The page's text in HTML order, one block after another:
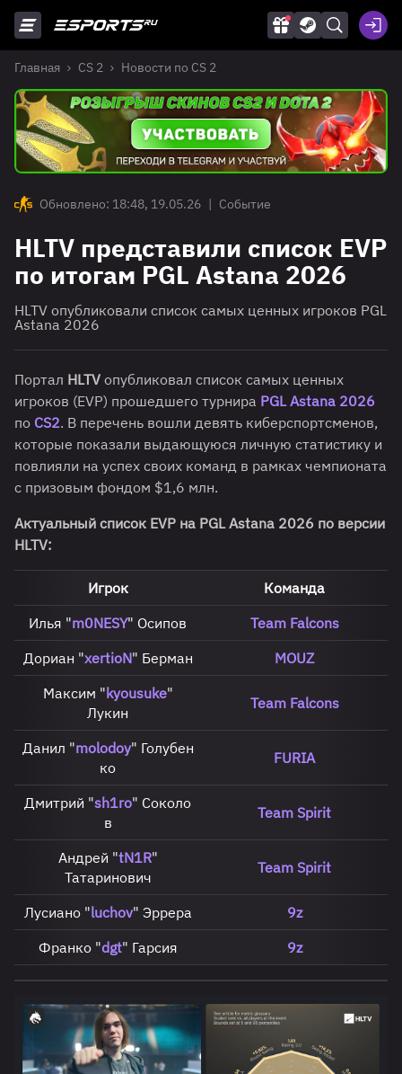
Главная CS 2 Новости по CS 2
Обновлено: 18:48, 19.05.26 | Событие
HLTV представили список EVP
по итогам PGL Astana 2026
HLTV опубликовали список самых ценных игроков PGL
Astana 2026
Портал HLTV опубликовал список самых ценных
игроков (EVP) прошедшего турнира PGL Astana 2026
по CS2. В перечень вошли девять киберспортсменов,
которые показали выдающуюся личную статистику и
повлияли на успех своих команд в рамках чемпионата
с призовым фондом $1,6 млн.
Актуальный список EVP на PGL Astana 2026 по версии
HLTV:
Игрок
Команда
Илья "m0NESY" Осипов
Team Falcons
Дориан "xertioN" Берман
MOUZ
Максим "kyousuke"
Лукин
Team Falcons
Данил "molodoy" Голубен
ко
FURIA
Дмитрий "sh1ro" Соколо
в
Team Spirit
Андрей "tN1R"
Татаринович
Team Spirit
Лусиано "luchov" Эррера
9z
Франко "dgt" Гарсия 9z